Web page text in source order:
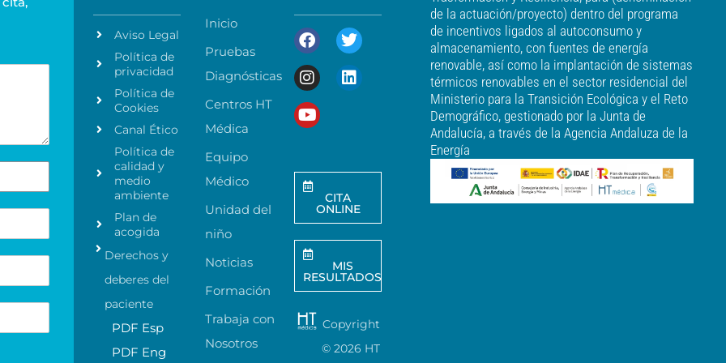
Aviso Legal
Política de
privacidad
Política de
Cookies
Canal Ético
Política de
calidad y
medio
ambiente
Plan de
acogida
Derechos y
deberes del
paciente
PDF Esp
PDF Eng
Inicio
Pruebas
Diagnósticas
Centros HT
Médica
Equipo
Médico
Unidad del
niño
Noticias
Formación
Trabaja con
Nosotros
CITA
ONLINE
MIS
RESULTADOS
Copyright
©2026 HT
de la actuación/proyecto) dentro del programa
de incentivos ligados al autoconsumo y
almacenamiento, con fuentes de energía
renovable, así como la implantación de sistemas
térmicos renovables en el sector residencial del
Ministerio para la Transición Ecológica y el Reto
Demográfico, gestionado por la Junta de
Andalucía, a través de la Agencia Andaluza de la
Energía